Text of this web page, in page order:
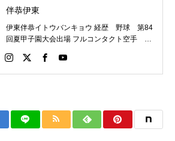
伴恭伊東
伊東伴恭イトウバンキョウ 経歴 野球 第84
回夏甲子園大会出場 フルコンタクト空手 日
パーライト級新人王 FOKウェルター級王者
WMCライト級日本王者 トレーニング依頼は